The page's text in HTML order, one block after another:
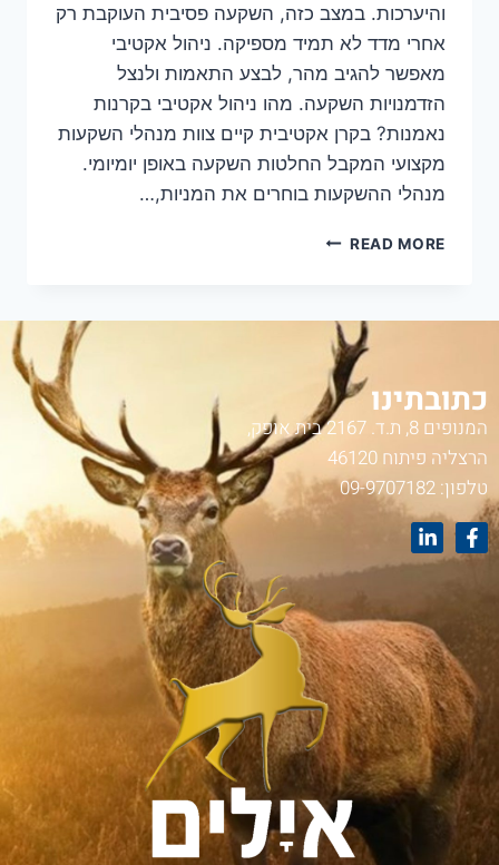
והיערכות. במצב כזה, השקעה פסיבית העוקבת רק
אחרי מדד לא תמיד מספיקה. ניהול אקטיבי
מאפשר להגיב מהר, לבצע התאמות ולנצל
הזדמנויות השקעה. מהו ניהול אקטיבי בקרנות
נאמנות? בקרן אקטיבית קיים צוות מנהלי השקעות
מקצועי המקבל החלטות השקעה באופן יומיומי.
מנהלי ההשקעות בוחרים את המניות,…
READ MORE
כתובתינו
המנופים 8, ת.ד. 2167 בית אופק,
הרצליה פיתוח 46120
טלפון: 09-9707182